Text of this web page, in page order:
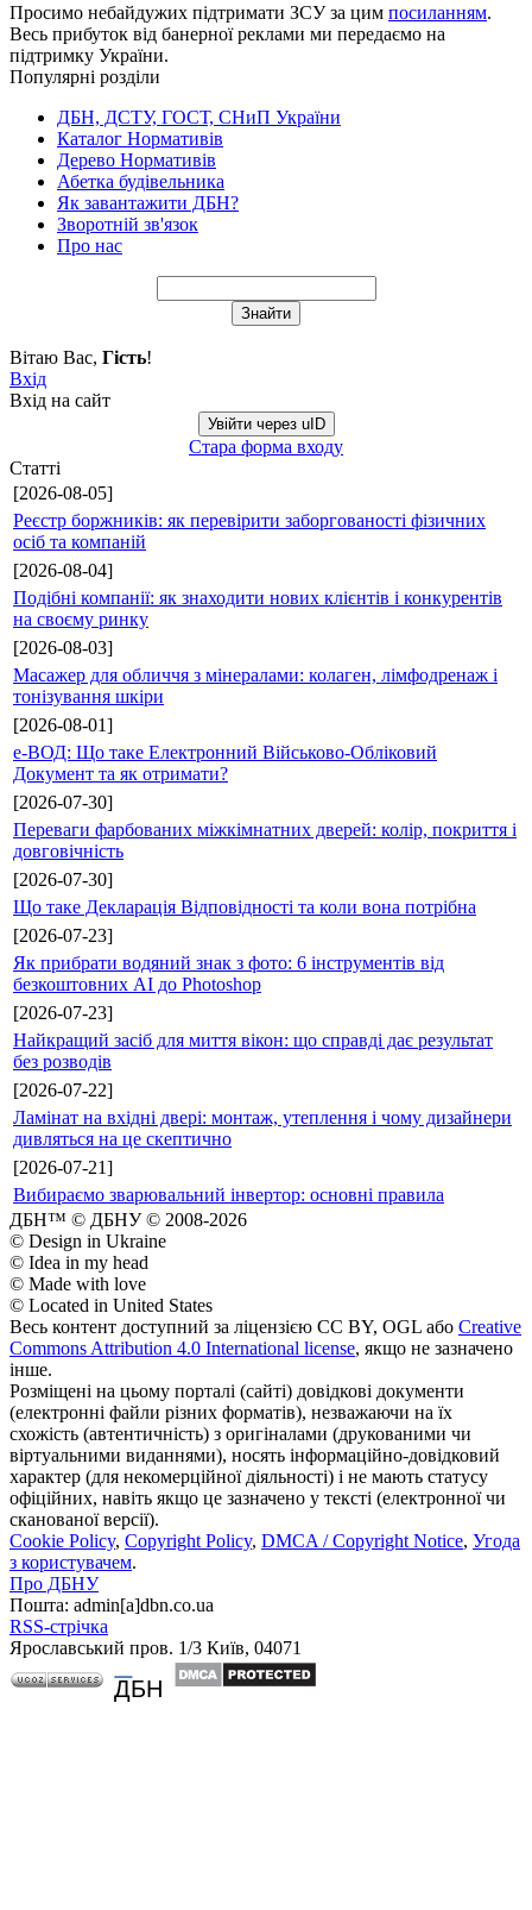
Просимо небайдужих підтримати ЗСУ за цим посиланням.
Весь прибуток від банерної реклами ми передаємо на
підтримку України.
Популярні розділи
ДБН, ДСТУ, ГОСТ, СНиП України
Каталог Нормативів
Дерево Нормативів
Абетка будівельника
Як завантажити ДБН?
Зворотній зв'язок
Про нас
Вітаю Вас, Гість!
Вхід
Вхід на сайт
Увійти через uID
Стара форма входу
Статті
[2026-08-05]
Реєстр боржників: як перевірити заборгованості фізичних
осіб та компаній
[2026-08-04]
Подібні компанії: як знаходити нових клієнтів і конкурентів
на своєму ринку
[2026-08-03]
Масажер для обличчя з мінералами: колаген, лімфодренаж і
тонізування шкіри
[2026-08-01]
е-ВОД: Що таке Електронний Військово-Обліковий
Документ та як отримати?
[2026-07-30]
Переваги фарбованих міжкімнатних дверей: колір, покриття і
довговічність
[2026-07-30]
Що таке Декларація Відповідності та коли вона потрібна
[2026-07-23]
Як прибрати водяний знак з фото: 6 інструментів від
безкоштовних AI до Photoshop
[2026-07-23]
Найкращий засіб для миття вікон: що справді дає результат
без розводів
[2026-07-22]
Ламінат на вхідні двері: монтаж, утеплення і чому дизайнери
дивляться на це скептично
[2026-07-21]
Вибираємо зварювальний інвертор: основні правила
ДБН™ © ДБНУ © 2008-2026
© Design in Ukraine
© Idea in my head
© Made with love
© Located in United States
Весь контент доступний за ліцензією CC BY, OGL або Creative
Commons Attribution 4.0 International license, якщо не зазначено
інше.
Розміщені на цьому порталі (сайті) довідкові документи
(електронні файли різних форматів), незважаючи на їх
схожість (автентичність) з оригіналами (друкованими чи
віртуальними виданнями), носять інформаційно-довідковий
характер (для некомерційної діяльності) і не мають статусу
офіційних, навіть якщо це зазначено у тексті (електронної чи
сканованої версії).
Cookie Policy, Copyright Policy, DMCA / Copyright Notice, Угода
з користувачем.
Про ДБНУ
Пошта: admin[а]dbn.co.ua
RSS-стрічка
Ярославський пров. 1/3 Київ, 04071